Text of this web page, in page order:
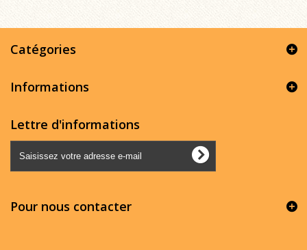
Catégories
Informations
Lettre d'informations
Pour nous contacter